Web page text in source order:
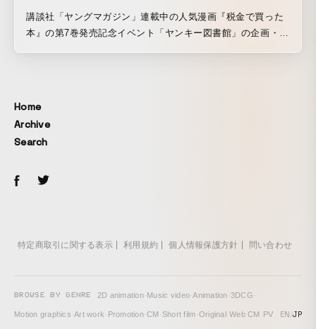
講談社「ヤングマガジン」連載中の人気漫画『税金で買った
本』の第7巻発売記念イベント「ヤンキー図書館」の企画・制
ミックス全巻や関連書籍を借りて読書スペースで閲覧するこ
とが可能になっており、第7巻を発売日前にフライングで読む
ることのできる特別展示も用意され、『税金で買った本』を
Home
Archive
Search
特定商取引に関する表示 利用規約 個人情報保護方針 問い合わせ
BROWSE BY GENRE 2D animation· Music video·Animation·3DCG·
Motion graphics·Art work· Promotion·CM · Short film·Original ·Web CM · PV EN/JP